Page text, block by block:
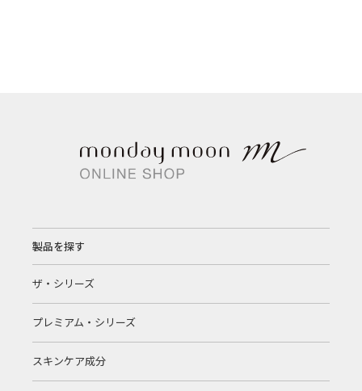
製品を探す
ザ・シリーズ
プレミアム・シリーズ
スキンケア成分